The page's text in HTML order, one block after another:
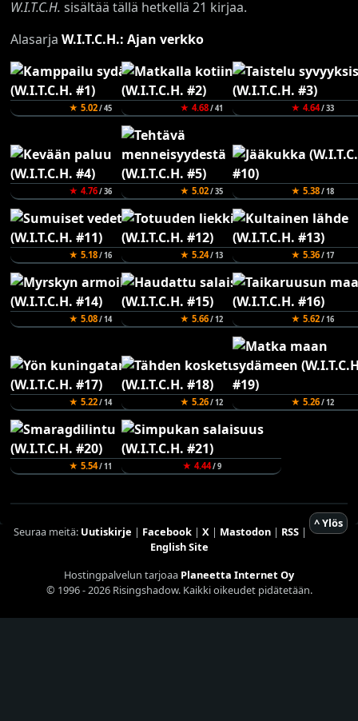
W.I.T.C.H. sisältää tällä hetkellä 21 kirjaa.
AlasarjaW.I.T.C.H.: Ajan verkko
★ 5.02/ 45 ★ 4.68/ 41 ★ 4.64/ 33
★ 4.76/ 36 ★ 5.02/ 35 ★ 5.38/ 18
★ 5.18/ 16 ★ 5.24/ 13 ★ 5.36/ 17
★ 5.08/ 14 ★ 5.66/ 12 ★ 5.62/ 16
★ 5.22/ 14 ★ 5.26/ 12 ★ 5.26/ 12
★ 5.54/ 11 ★ 4.44/ 9
^ Ylös
Seuraa meitä: Uutiskirje | Facebook| X| Mastodon| RSS|
English Site
Hostingpalvelun tarjoaa Planeetta Internet Oy
© 1996 - 2026 Risingshadow. Kaikki oikeudet pidätetään.